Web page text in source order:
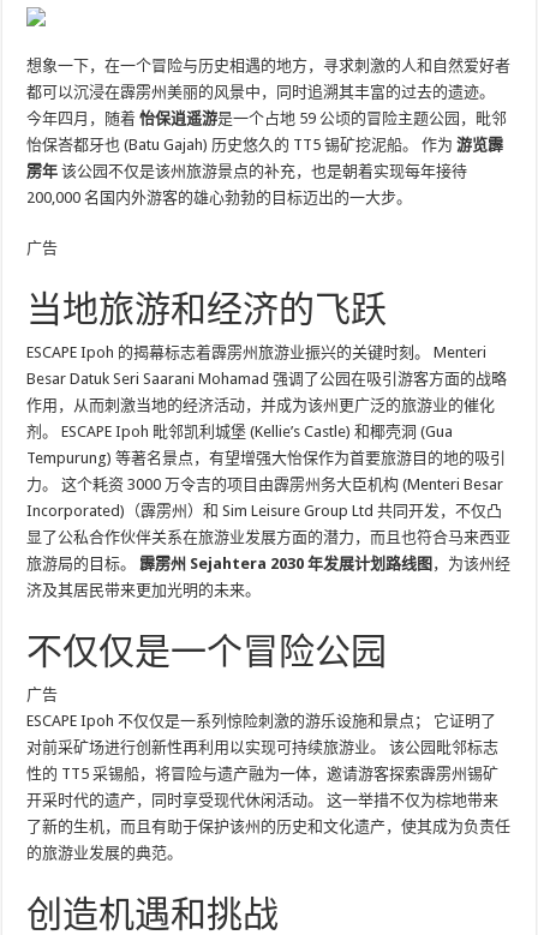
想象一下，在一个冒险与历史相遇的地方，寻求刺激的人和自然爱好者
都可以沉浸在霹雳州美丽的风景中，同时追溯其丰富的过去的遗迹。
今年四月，随着怡保逍遥游是一个占地 59 公顷的冒险主题公园，毗邻
怡保峇都牙也 (Batu Gajah) 历史悠久的 TT5 锡矿挖泥船。 作为游览霹
雳年 该公园不仅是该州旅游景点的补充，也是朝着实现每年接待
200,000 名国内外游客的雄心勃勃的目标迈出的一大步。
广告
当地旅游和经济的飞跃
ESCAPE Ipoh 的揭幕标志着霹雳州旅游业振兴的关键时刻。 Menteri
Besar Datuk Seri Saarani Mohamad 强调了公园在吸引游客方面的战略
作用，从而刺激当地的经济活动，并成为该州更广泛的旅游业的催化
剂。 ESCAPE Ipoh 毗邻凯利城堡 (Kellie’s Castle) 和椰壳洞 (Gua
Tempurung) 等著名景点，有望增强大怡保作为首要旅游目的地的吸引
力。 这个耗资 3000 万令吉的项目由霹雳州务大臣机构 (Menteri Besar
Incorporated)（霹雳州）和 Sim Leisure Group Ltd 共同开发，不仅凸
显了公私合作伙伴关系在旅游业发展方面的潜力，而且也符合马来西亚
旅游局的目标。 霹雳州 Sejahtera 2030 年发展计划路线图 ，为该州经
济及其居民带来更加光明的未来。
不仅仅是一个冒险公园
广告
ESCAPE Ipoh 不仅仅是一系列惊险刺激的游乐设施和景点； 它证明了
对前采矿场进行创新性再利用以实现可持续旅游业。 该公园毗邻标志
性的 TT5 采锡船，将冒险与遗产融为一体，邀请游客探索霹雳州锡矿
开采时代的遗产，同时享受现代休闲活动。 这一举措不仅为棕地带来
了新的生机，而且有助于保护该州的历史和文化遗产，使其成为负责任
的旅游业发展的典范。
创造机遇和挑战